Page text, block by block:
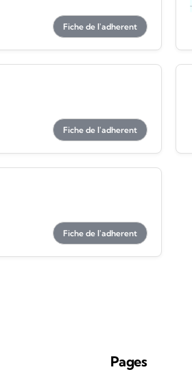
Fiche de l'adherent
Fiche de l'adherent
Fiche de l'adherent
Pages